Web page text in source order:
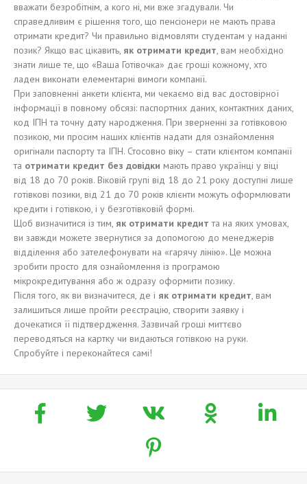
вважати безробітнім, а кого ні, ми вже згадували. Чи
справедливим є рішення того, що пенсіонери не мають права
отримати кредит? Чи правильно відмовляти студентам у наданні
позик? Якщо вас цікавить, як отримати кредит, вам необхідно
знати лише те, що «Ваша Готівочка» дає гроші кожному, хто
ладен виконати елементарні вимоги компанії.
При заповненні анкети клієнта, ми чекаємо від вас достовірної
інформації в повному обсязі: паспортних даних, контактних даних,
код ІПН та точну дату народження. При зверненні за готівковою
позикою, ми просим наших клієнтів надати для ознайомлення
оригінали паспорту та ІПН. Стосовно віку – стати клієнтом компанії
та отримати кредит без довідки мають право українці у віці
від 18 до 70 років. Віковій групі від 18 до 21 року доступні лише
готівкові позики, від 21 до 70 років клієнти можуть оформлювати
кредити і готівкою, і у безготівковій формі.
Щоб визначитися із тим, як отримати кредит та на яких умовах,
ви завжди можете звернутися за допомогою до менеджерів
відділення або зателефонувати на «гарячу лінію». Це можна
зробити просто для ознайомлення із програмою
мікрокредитування або ж одразу оформити позику.
Після того, як ви визначитеся, де і як отримати кредит, вам
залишиться лише пройти реєстрацію, створити заявку і
дочекатися її підтвердження. Зазвичай гроші миттєво
переводяться на картку чи видаються готівкою на руки.
Спробуйте і переконайтеся самі!